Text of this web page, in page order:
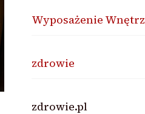
Wyposażenie Wnętrz
zdrowie
zdrowie.pl